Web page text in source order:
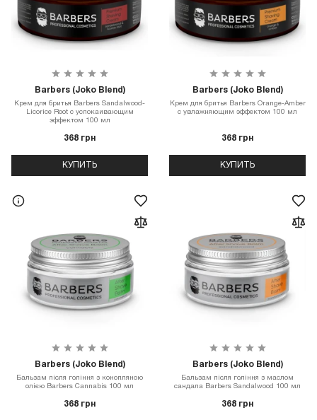
Barbers (Joko Blend)
Крем для бритья Barbers Sandalwood-
Licorice Root с успокаивающим
эффектом 100 мл
368 грн
КУПИТЬ
Barbers (Joko Blend)
Крем для бритья Barbers Orange-Amber
с увлажняющим эффектом 100 мл
368 грн
КУПИТЬ
Barbers (Joko Blend)
Бальзам після гоління з конопляною
олією Barbers Cannabis 100 мл
368 грн
Barbers (Joko Blend)
Бальзам після гоління з маслом
сандала Barbers Sandalwood 100 мл
368 грн